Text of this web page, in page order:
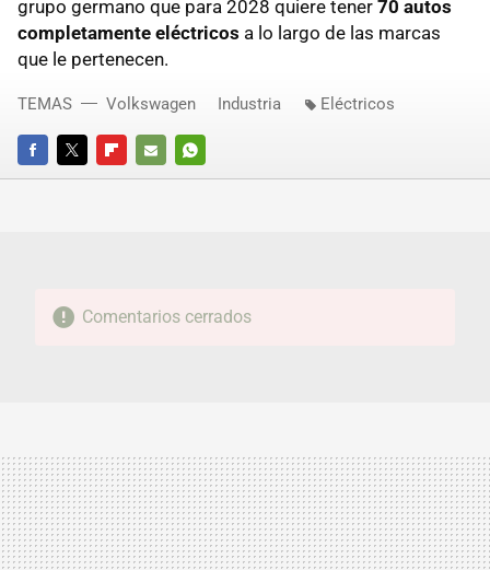
grupo germano que para 2028 quiere tener 70 autos
completamente eléctricos a lo largo de las marcas
que le pertenecen.
FACEBOOKTWITTERFLIPBOARD
E-
WHATSAPP
TEMAS Volkswagen Industria Eléctricos
Comentarios cerrados